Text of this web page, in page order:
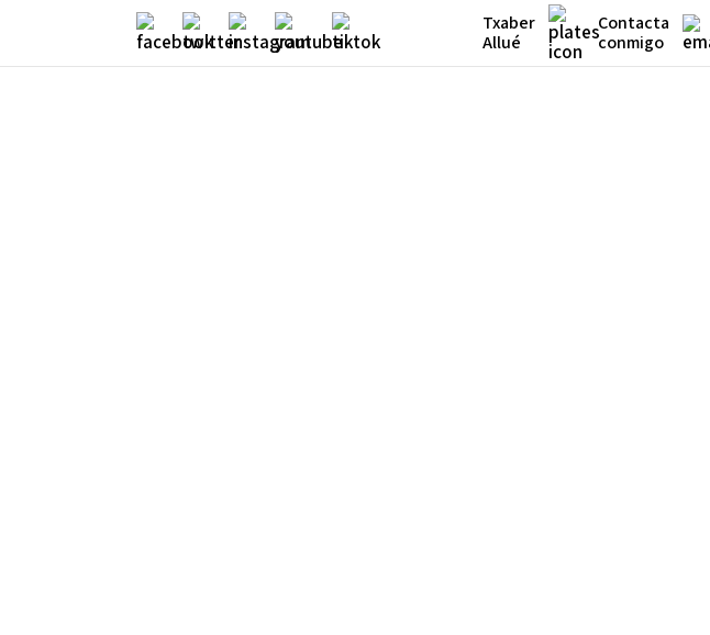
Txaber
Allué
Contacta
conmigo